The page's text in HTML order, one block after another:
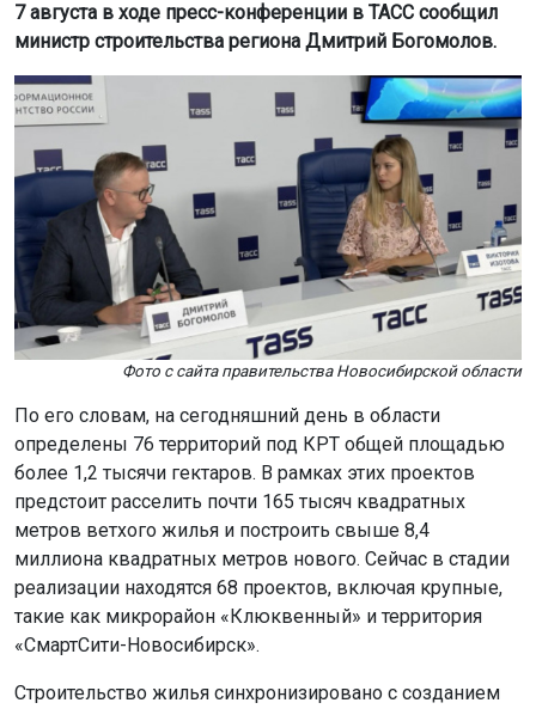
7 августа в ходе пресс-конференции в ТАСС сообщил
министр строительства региона Дмитрий Богомолов.
Фото с сайта правительства Новосибирской области
По его словам, на сегодняшний день в области
определены 76 территорий под КРТ общей площадью
более 1,2 тысячи гектаров. В рамках этих проектов
предстоит расселить почти 165 тысяч квадратных
метров ветхого жилья и построить свыше 8,4
миллиона квадратных метров нового. Сейчас в стадии
реализации находятся 68 проектов, включая крупные,
такие как микрорайон «Клюквенный» и территория
«СмартСити-Новосибирск».
Строительство жилья синхронизировано с созданием